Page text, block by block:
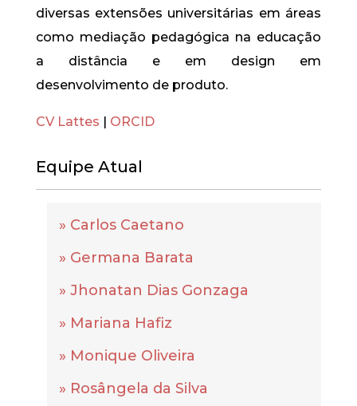
diversas extensões universitárias em áreas
como mediação pedagógica na educação
a distância e em design em
desenvolvimento de produto.
CV Lattes ORCID
Equipe Atual
» Carlos Caetano
» Germana Barata
» Jhonatan Dias Gonzaga
» Mariana Hafiz
» Monique Oliveira
» Rosângela da Silva